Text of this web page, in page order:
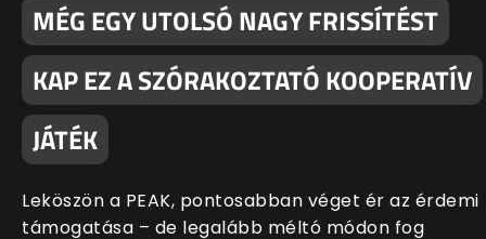
MÉG EGY UTOLSÓ NAGY FRISSÍTÉST
KAP EZ A SZÓRAKOZTATÓ KOOPERATÍV
JÁTÉK
Leköszön a PEAK, pontosabban véget ér az érdemi
támogatása – de legalább méltó módon fog